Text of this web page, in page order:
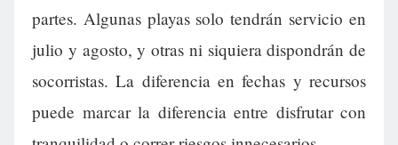
partes. Algunas playas solo tendrán servicio en
julio y agosto, y otras ni siquiera dispondrán de
socorristas. La diferencia en fechas y recursos
puede marcar la diferencia entre disfrutar con